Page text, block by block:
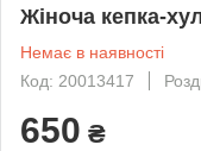
Жіноча кепка-
Немає в наявності
Код: 20013417
650 ₴